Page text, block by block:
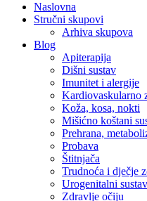
Naslovna
Stručni skupovi
Arhiva skupova
Blog
Apiterapija
Dišni sustav
Imunitet i alergije
Kardiovaskularno
Koža, kosa, nokti
Mišićno koštani
Prehrana,
Probava
Štitnjača
Trudnoća i dječje
Urogenitalni sustav
Zdravlje očiju